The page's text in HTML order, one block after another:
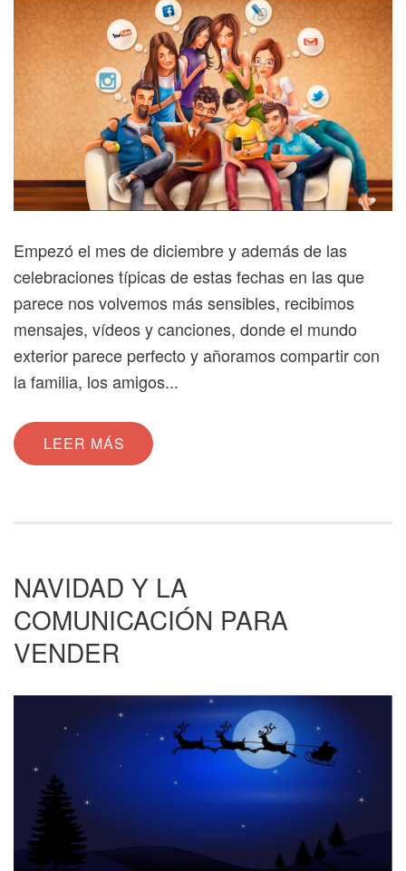
Empezó el mes de diciembre y además de las
celebraciones típicas de estas fechas en las que
parece nos volvemos más sensibles, recibimos
mensajes, vídeos y canciones, donde el mundo
exterior parece perfecto y añoramos compartir con
la familia, los amigos...
LEER MÁS
NAVIDAD Y LA
COMUNICACIÓN PARA
VENDER